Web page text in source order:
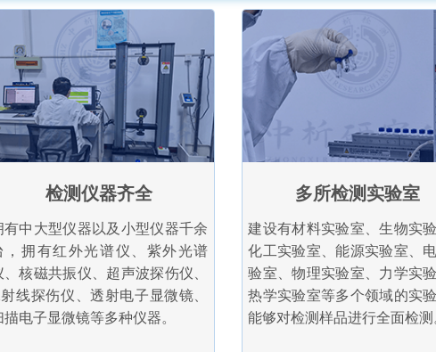
检测仪器齐全
有中大型仪器以及小型仪器千余
，拥有红外光谱仪、紫外光谱
、核磁共振仪、超声波探伤仪、
线探伤仪、透射电子显微镜、
描电子显微镜等多种仪器。
多所检测实验室
建设有材料实验室、生物实验
化工实验室、能源实验室、
验室、物理实验室、力学实验
热学实验室等多个领域的实验
能够对检测样品进行全面检测